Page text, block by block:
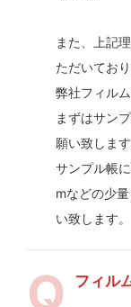
また、上記
ただいており
弊社フィル
まずはサン
願い致します
サンプル帳
mなどの少
い致します。
フィル